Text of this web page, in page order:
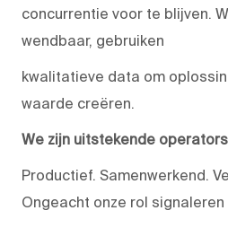
concurrentie voor te blijven.
wendbaar, gebruiken
kwalitatieve data om
waarde creëren.
We zijn uitstekende operators
Productief. Samenwerkend.
Ongeacht onze rol signaleren